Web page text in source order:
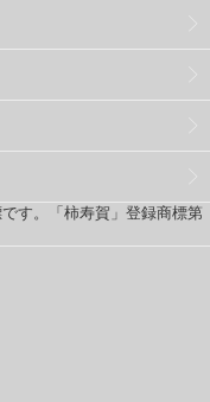
す。「柿寿賀」登録商標第